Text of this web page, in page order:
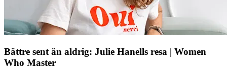
Bättre sent än aldrig: Julie Hanells resa | Women
Who Master